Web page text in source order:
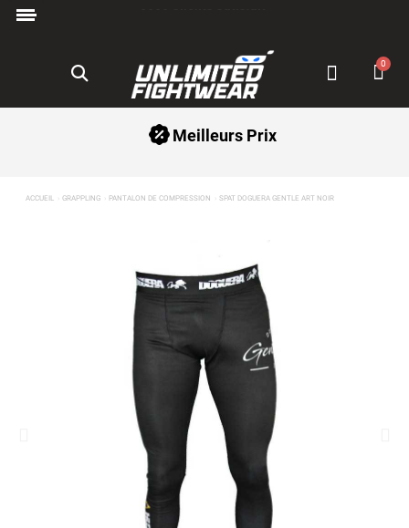
Meilleurs Prix
ACCUEIL GRAPPLING PANTALON DE COMPRESSION SPAT DOGUERA GENTLE ART NOIR